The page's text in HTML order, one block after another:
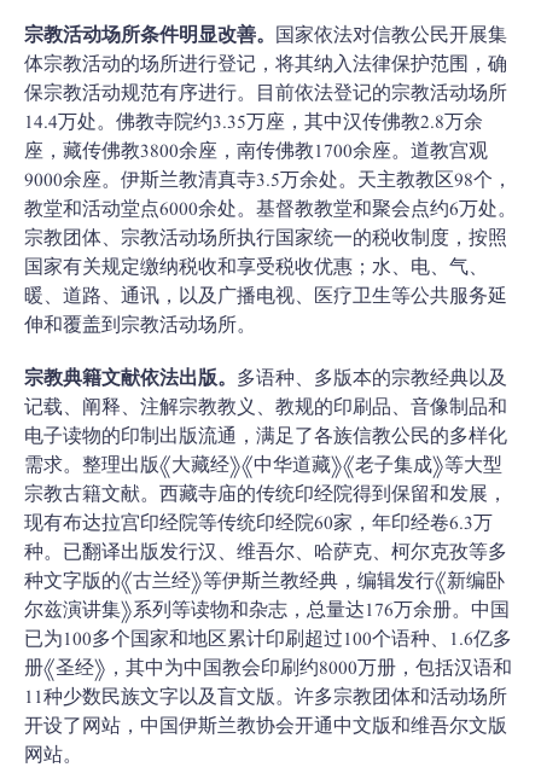
宗教活动场所条件明显改善。 国家依法对信教公民开展集
体宗教活动的场所进行登记，将其纳入法律保护范围，确
保宗教活动规范有序进行。目前依法登记的宗教活动场所
14.4万处。佛教寺院约3.35万座，其中汉传佛教2.8万余
座，藏传佛教3800余座，南传佛教1700余座。道教宫观
9000余座。伊斯兰教清真寺3.5万余处。天主教教区98个，
教堂和活动堂点6000余处。基督教教堂和聚会点约6万处。
宗教团体、宗教活动场所执行国家统一的税收制度，按照
国家有关规定缴纳税收和享受税收优惠；水、电、气、
暖、道路、通讯，以及广播电视、医疗卫生等公共服务延
伸和覆盖到宗教活动场所。
宗教典籍文献依法出版。 多语种、多版本的宗教经典以及
记载、阐释、注解宗教教义、教规的印刷品、音像制品和
电子读物的印制出版流通，满足了各族信教公民的多样化
需求。整理出版《大藏经》《中华道藏》《老子集成》等大型
宗教古籍文献。西藏寺庙的传统印经院得到保留和发展，
现有布达拉宫印经院等传统印经院60家，年印经卷6.3万
种。已翻译出版发行汉、维吾尔、哈萨克、柯尔克孜等多
种文字版的《古兰经》等伊斯兰教经典，编辑发行《新编卧
尔兹演讲集》系列等读物和杂志，总量达176万余册。中国
已为100多个国家和地区累计印刷超过100个语种、1.6亿多
册《圣经》，其中为中国教会印刷约8000万册，包括汉语和
11种少数民族文字以及盲文版。许多宗教团体和活动场所
开设了网站，中国伊斯兰教协会开通中文版和维吾尔文版
网站。